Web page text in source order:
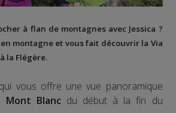
à flan de montagnes avec Jessica ?
montagne et vous fait découvrir la Via
la Flégère.
qui vous offre une vue panoramique
Mont Blancdu début à la fin du